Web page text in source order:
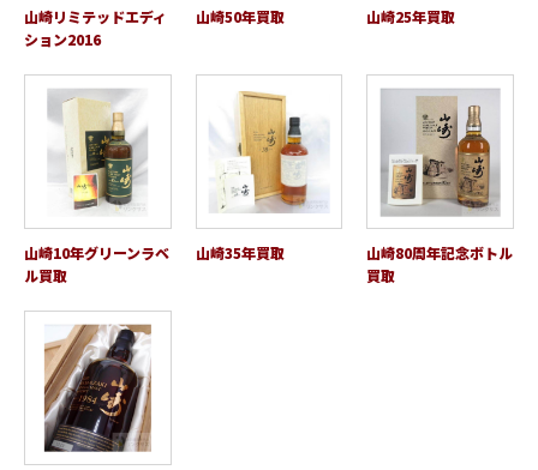
山崎リミテッドエディ
ション2016
山崎50年買取 山崎25年買取
山崎10年グリーンラベ
ル買取
山崎35年買取
山崎80周年記念ボトル
買取